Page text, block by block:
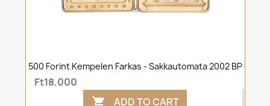
500 Forint Kempelen Farkas - Sakkautomata 2002 BP
Ft18,000
 ADD TO CART